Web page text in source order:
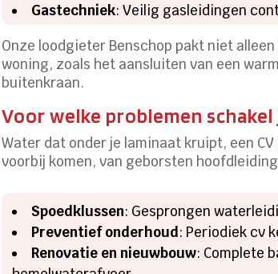
Gastechniek: Veilig gasleidingen
Onze loodgieter Benschop pakt niet
woning, zoals het aansluiten van een
buitenkraan.
Voor welke problemen
Water dat onder je laminaat kruipt, een
voorbij komen, van geborsten
Spoedklussen: Gesprongen
Preventief onderhoud: Periodiek cv
Renovatie en nieuwbouw: Complete